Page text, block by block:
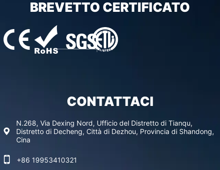
BREVETTO CERTIFICATO
CONTATTACI
N.268, Via Dexing Nord, Ufficio del Distretto di Tianqu,
Distretto di Decheng, Città di Dezhou, Provincia di Shandong,
Cina
+86 19953410321